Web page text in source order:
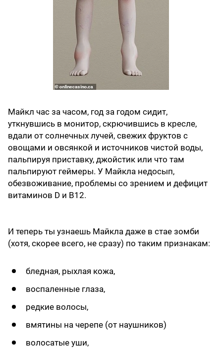
Майкл час за часом, год за годом сидит,
уткнувшись в монитор, скрючившись в кресле,
вдали от солнечных лучей, свежих фруктов с
овощами и овсянкой и источников чистой воды,
пальпируя приставку, джойстик или что там
пальпируют геймеры. У Майкла недосып,
обезвоживание, проблемы со зрением и дефицит
витаминов D и B12.
И теперь ты узнаешь Майкла даже в стае зомби
(хотя, скорее всего, не сразу) по таким признакам:
бледная, рыхлая кожа,
воспаленные глаза,
редкие волосы,
вмятины на черепе (от наушников)
волосатые уши,